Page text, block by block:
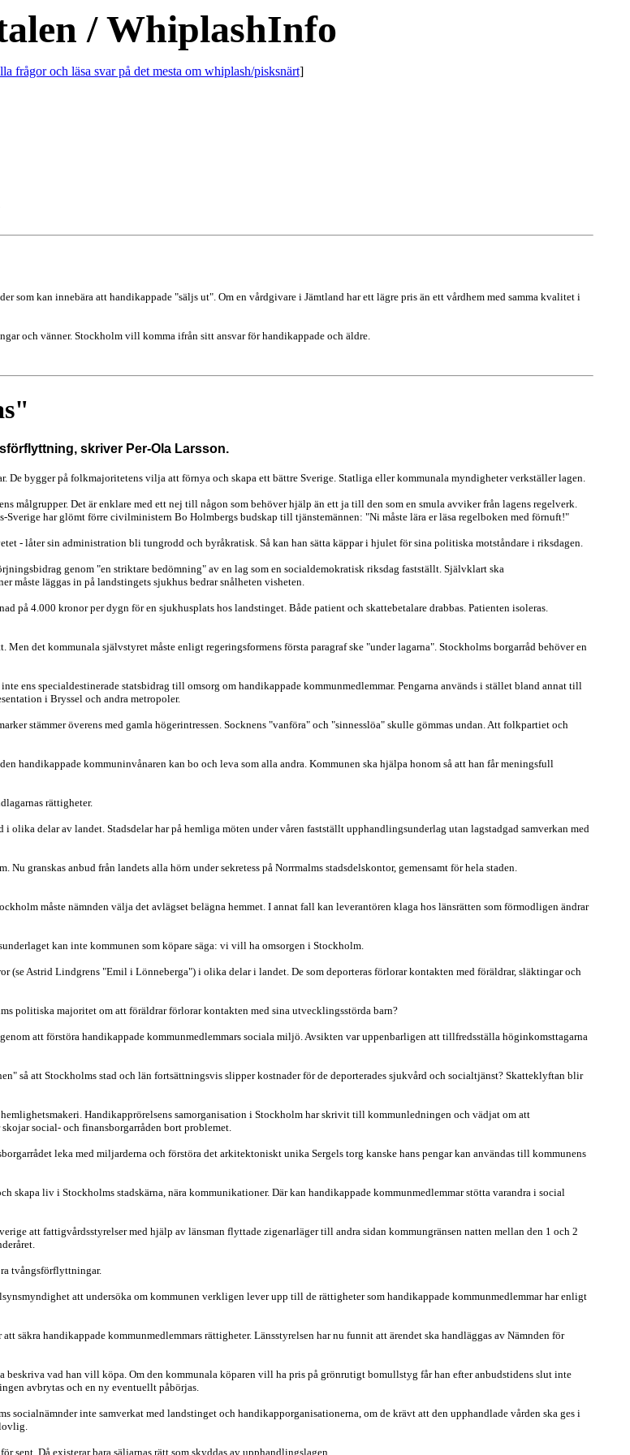
/ WhiplashInfo
frågor och läsa svar på det mesta om whiplash/pisksnärt]
som kan innebära att handikappade "säljs ut". Om en vårdgivare i Jämtland har ett lägre pris än ett vårdhem med samma kvalitet i
och vänner. Stockholm vill komma ifrån sitt ansvar för handikappade och äldre.
skriver Per-Ola Larsson.
bygger på folkmajoritetens vilja att förnya och skapa ett bättre Sverige. Statliga eller kommunala myndigheter verkställer lagen.
målgrupper. Det är enklare med ett nej till någon som behöver hjälp än ett ja till den som en smula avviker från lagens regelverk.
har glömt förre civilministern Bo Holmbergs budskap till tjänstemännen: "Ni måste lära er läsa regelboken med förnuft!"
- låter sin administration bli tungrodd och byråkratisk. Så kan han sätta käppar i hjulet för sina politiska motståndare i riksdagen.
genom "en striktare bedömning" av en lag som en socialdemokratisk riksdag fastställt. Självklart ska
måste läggas in på landstingets sjukhus bedrar snålheten visheten.
på 4.000 kronor per dygn för en sjukhusplats hos landstinget. Både patient och skattebetalare drabbas. Patienten isoleras.
det kommunala självstyret måste enligt regeringsformens första paragraf ske "under lagarna". Stockholms borgarråd behöver en
ens specialdestinerade statsbidrag till omsorg om handikappade kommunmedlemmar. Pengarna används i stället bland annat till
i Bryssel och andra metropoler.
stämmer överens med gamla högerintressen. Socknens "vanföra" och "sinnesslöa" skulle gömmas undan. Att folkpartiet och
handikappade kommuninvånaren kan bo och leva som alla andra. Kommunen ska hjälpa honom så att han får meningsfull
rättigheter.
delar av landet. Stadsdelar har på hemliga möten under våren fastställt upphandlingsunderlag utan lagstadgad samverkan med
granskas anbud från landets alla hörn under sekretess på Norrmalms stadsdelskontor, gemensamt för hela staden.
måste nämnden välja det avlägset belägna hemmet. I annat fall kan leverantören klaga hos länsrätten som förmodligen ändrar
kan inte kommunen som köpare säga: vi vill ha omsorgen i Stockholm.
(se Astrid Lindgrens "Emil i Lönneberga") i olika delar i landet. De som deporteras förlorar kontakten med föräldrar, släktingar och
politiska majoritet om att föräldrar förlorar kontakten med sina utvecklingsstörda barn?
att förstöra handikappade kommunmedlemmars sociala miljö. Avsikten var uppenbarligen att tillfredsställa höginkomsttagarna
så att Stockholms stad och län fortsättningsvis slipper kostnader för de deporterades sjukvård och socialtjänst? Skatteklyftan blir
Handikapprörelsens samorganisation i Stockholm har skrivit till kommunledningen och vädjat om att
social- och finansborgarråden bort problemet.
leka med miljarderna och förstöra det arkitektoniskt unika Sergels torg kanske hans pengar kan användas till kommunens
skapa liv i Stockholms stadskärna, nära kommunikationer. Där kan handikappade kommunmedlemmar stötta varandra i social
att fattigvårdsstyrelser med hjälp av länsman flyttade zigenarläger till andra sidan kommungränsen natten mellan den 1 och 2
tvångsförflyttningar.
att undersöka om kommunen verkligen lever upp till de rättigheter som handikappade kommunmedlemmar har enligt
handikappade kommunmedlemmars rättigheter. Länsstyrelsen har nu funnit att ärendet ska handläggas av Nämnden för
beskriva vad han vill köpa. Om den kommunala köparen vill ha pris på grönrutigt bomullstyg får han efter anbudstidens slut inte
avbrytas och en ny eventuellt påbörjas.
inte samverkat med landstinget och handikapporganisationerna, om de krävt att den upphandlade vården ska ges i
sent. Då existerar bara säljarnas rätt som skyddas av upphandlingslagen.